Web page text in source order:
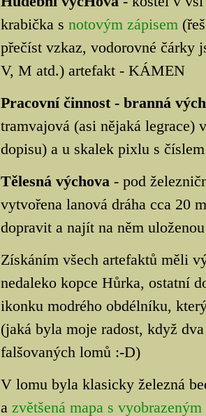
krabička s notovým zápisem
přečíst vzkaz, vodorovné čárky
V, M atd.) artefakt - KÁMEN
Pracovní činnost - branná
tramvajová (asi nějaká legrace)
dopisu) a u skalek pixlu s
Tělesná výchova- pod
vytvořena lanová dráha cca 20
dopravit a najít na něm
Získáním všech artefaktů měli
nedaleko kopce Hůrka, ostatní
ikonku modrého obdélníku,
(jaká byla moje radost, když
falšovaných lomů :-D)
V lomu byla klasicky železná
a zvětšená mapa s